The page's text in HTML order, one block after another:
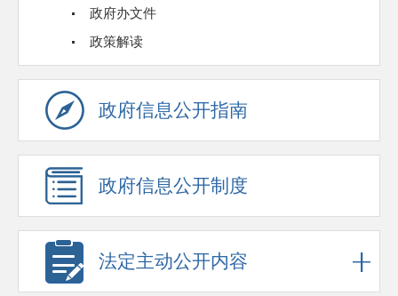
政府办文件
政策解读
政府信息公开指南
政府信息公开制度
法定主动公开内容